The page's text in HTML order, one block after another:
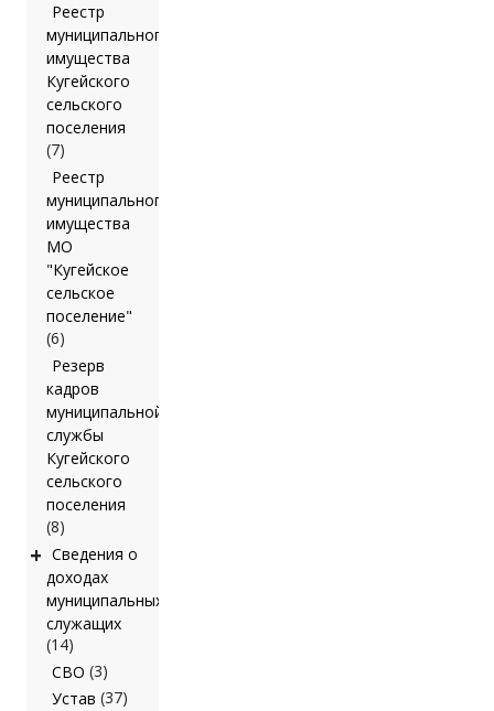
Реестр
муниципального
имущества
Кугейского
сельского
поселения
(7)
Реестр
муниципального
имущества
МО
"Кугейское
сельское
поселение"
(6)
Резерв
кадров
муниципальной
службы
Кугейского
сельского
поселения
(8)
+ Сведения о
доходах
муниципальных
служащих
(14)
СВО (3)
Устав (37)